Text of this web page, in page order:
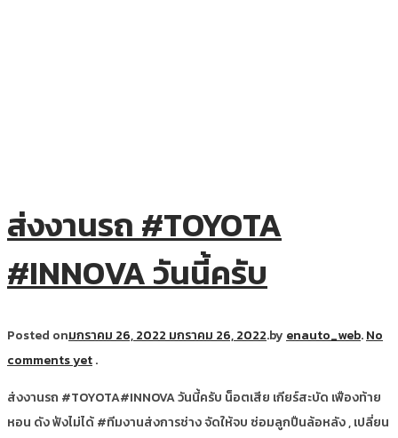
ส่งงานรถ #TOYOTA
#INNOVA วันนี้ครับ
Posted onมกราคม 26, 2022 มกราคม 26, 2022.by enauto_web.No
comments yet.
ส่งงานรถ #TOYOTA#INNOVA วันนี้ครับ น็อตเสีย เกียร์สะบัด เฟืองท้าย
หอน ดัง ฟังไม่ได้ #ทีมงานส่งการช่าง จัดให้จบ ซ่อมลูกปืนล้อหลัง , เปลี่ยน